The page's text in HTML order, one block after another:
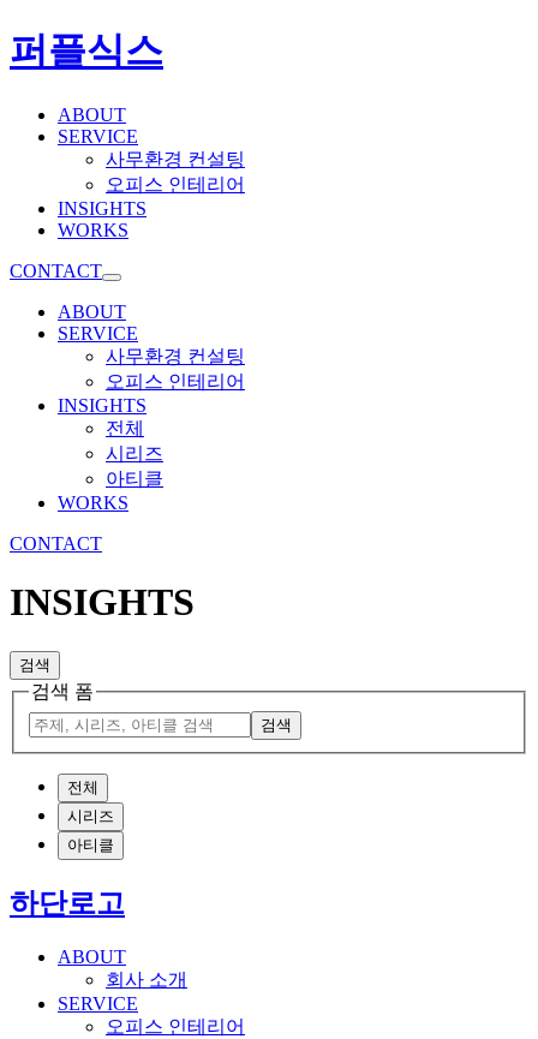
퍼플식스
ABOUT
SERVICE
사무환경 컨설팅
오피스 인테리어
INSIGHTS
WORKS
CONTACT
ABOUT
SERVICE
사무환경 컨설팅
오피스 인테리어
INSIGHTS
전체
시리즈
아티클
WORKS
CONTACT
INSIGHTS
검색
검색 폼
검색
전체
시리즈
아티클
하단로고
ABOUT
회사 소개
SERVICE
오피스 인테리어